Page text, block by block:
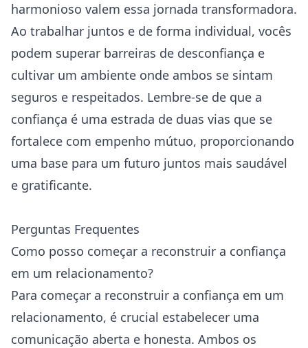
harmonioso valem essa jornada transformadora.
Ao trabalhar juntos e de forma individual, vocês
podem superar barreiras de desconfiança e
cultivar um ambiente onde ambos se sintam
seguros e respeitados. Lembre-se de que a
confiança é uma estrada de duas vias que se
fortalece com empenho mútuo, proporcionando
uma base para um futuro juntos mais saudável
e gratificante.
Perguntas Frequentes
Como posso começar a reconstruir a confiança
em um relacionamento?
Para começar a reconstruir a confiança em um
relacionamento, é crucial estabelecer uma
comunicação aberta e honesta. Ambos os